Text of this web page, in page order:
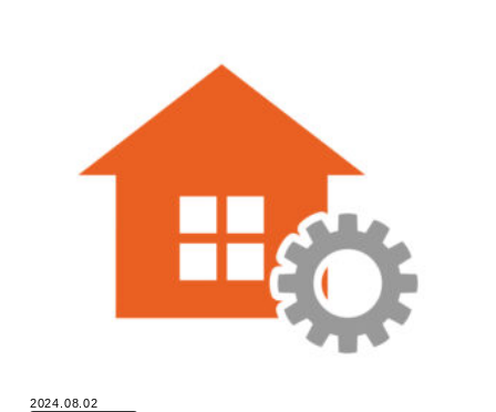
2024.08.02